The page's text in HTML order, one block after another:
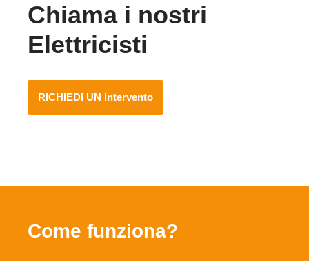
Chiama i nostri
Elettricisti
RICHIEDI UN intervento
Come funziona?